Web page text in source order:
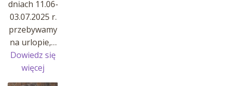
dniach 11.06-
03.07.2025 r.
przebywamy
na urlopie,…
Dowiedz się
więcej
Przerwa